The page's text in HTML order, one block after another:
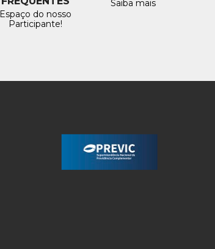
Espaço do nosso
Participante!
Saiba mais